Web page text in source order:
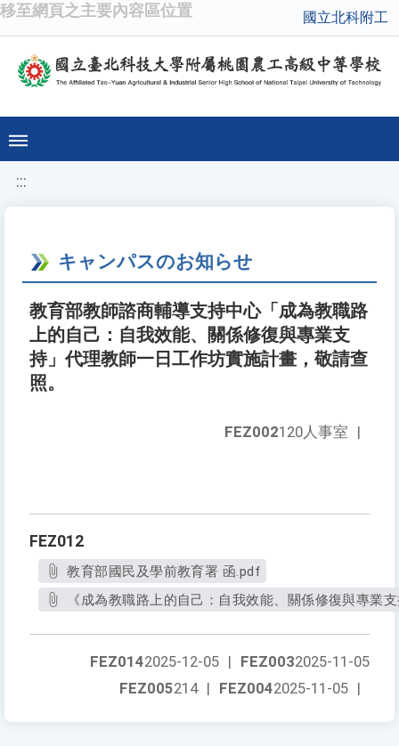
移至網頁之主要內容區位置 國立北科附工
:::
キャンパスのお知らせ
教育部教師諮商輔導支持中心「成為教職路
上的自己：自我效能、關係修復與專業支
持」代理教師一日工作坊實施計畫，敬請查
照。
FEZ002120人事室 |
FEZ012
教育部國民及學前教育署 函.pdf
《成為教職路上的自己：自我效能、關係修復與專業
FEZ0032025-11-05
FEZ0142025-12-05 |
FEZ0042025-11-05 |
FEZ005214 |